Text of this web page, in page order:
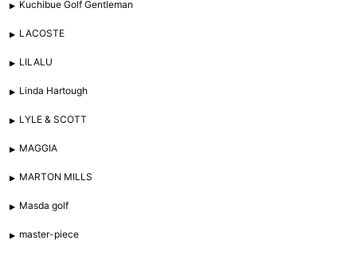
Kuchibue Golf Gentleman
LACOSTE
LILALU
Linda Hartough
LYLE & SCOTT
MAGGIA
MARTON MILLS
Masda golf
master-piece